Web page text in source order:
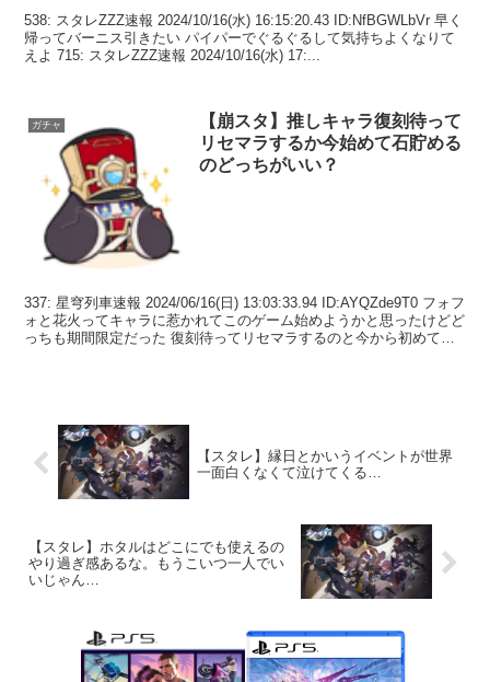
538: スタレZZZ速報 2024/10/16(水) 16:15:20.43 ID:NfBGWLbVr 早く
帰ってバーニス引きたい パイパーでぐるぐるして気持ちよくなりて
えよ 715: スタレZZZ速報 2024/10/16(水) 17:...
ガチャ
【崩スタ】推しキャラ復刻待って
リセマラするか今始めて石貯める
のどっちがいい？
337: 星穹列車速報 2024/06/16(日) 13:03:33.94 ID:AYQZde9T0 フォフ
ォと花火ってキャラに惹かれてこのゲーム始めようかと思ったけどど
っちも期間限定だった 復刻待ってリセマラするのと今から初めて石
【スタレ】縁日とかいうイベントが世界
一面白くなくて泣けてくる…
【スタレ】ホタルはどこにでも使えるの
やり過ぎ感あるな。もうこいつ一人でい
いじゃん…